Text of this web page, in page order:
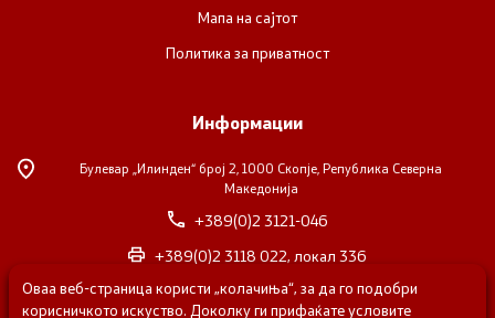
Мапа на сајтот
Политика за приватност
Информации
Булевар „Илинден“ број 2, 1000 Скопје, Република Северна
Македонија
+389(0)2 3121-046
+389(0)2 3118 022, локал 336
nvosorabotka@gs.gov.mk
Оваа веб-страница користи „колачиња“, за да го подобри
корисничкото искуство. Доколку ги прифаќате условите